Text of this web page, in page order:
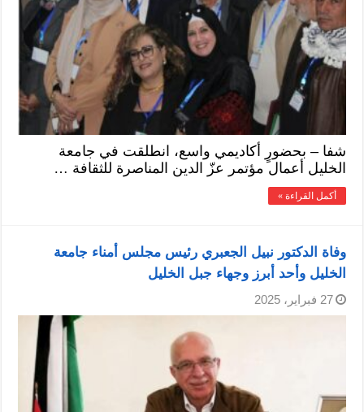
شفا – بحضورٍ أكاديمي واسع، انطلقت في جامعة
الخليل أعمال مؤتمر عزّ الدين المناصرة للثقافة …
أكمل القراءة »
وفاة الدكتور نبيل الجعبري رئيس مجلس أمناء جامعة
الخليل وأحد أبرز وجهاء جبل الخليل
27 فبراير، 2025